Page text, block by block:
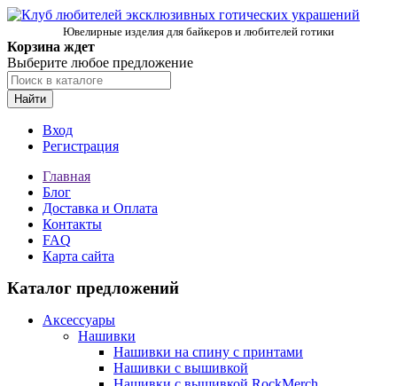
Ювелирные изделия для байкеров и любителей готики
Корзина ждет
Выберите любое предложение
Найти
Вход
Регистрация
Главная
Блог
Доставка и Оплата
Контакты
FAQ
Карта сайта
Каталог предложений
Аксессуары
Нашивки
Нашивки на спину с принтами
Нашивки с вышивкой